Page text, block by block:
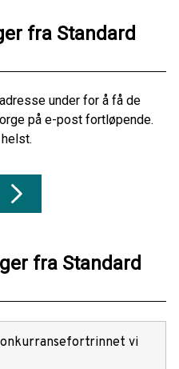
fra Standard
under for å få de
på e-post fortløpende.
fra Standard
vi